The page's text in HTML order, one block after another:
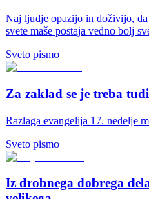
Naj ljudje opazijo in doživijo,
svete maše postaja vedno bolj
Sveto pismo
Za zaklad se je treba
Razlaga evangelija 17. nedelje
Sveto pismo
Iz drobnega dobrega